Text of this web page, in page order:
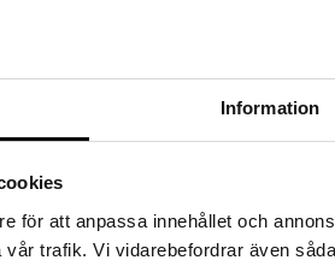
Information
för att anpassa innehållet och
trafik. Vi vidarebefordrar även
svensk formgivare och glaskonstnär. Hon är
ett sparsamt användande av färger uppnå
har blivit ett särskilt kännetecken för
som servisen Line och skålserien